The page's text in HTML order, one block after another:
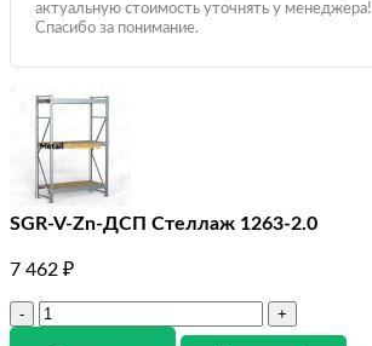
актуальную стоимость уточнять у менеджера!
Спасибо за понимание.
SGR-V-Zn-ДСП Стеллаж 1263-2.0
7 462 ₽
Количество